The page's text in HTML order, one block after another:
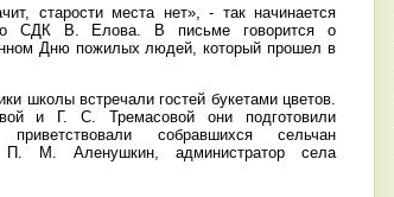
старости места нет», - так начинается
СДК В. Елова. В письме говорится о
Дню пожилых людей, который прошел в
школы встречали гостей букетами цветов.
и Г. С. Тремасовой они подготовили
собравшихся сельчан
П. М. Аленушкин, администратор села